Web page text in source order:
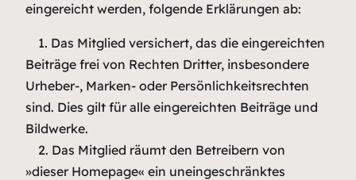
eingereicht werden, folgende Erklärungen ab:
1. Das Mitglied versichert, das die eingereichten
Beiträge frei von Rechten Dritter, insbesondere
Urheber-, Marken- oder Persönlichkeitsrechten
sind. Dies gilt für alle eingereichten Beiträge und
Bildwerke.
2. Das Mitglied räumt den Betreibern von
»dieser Homepage« ein uneingeschränktes